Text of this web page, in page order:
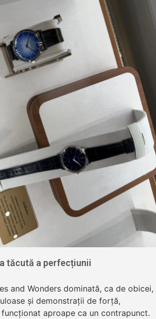
tăcută a perfecțiunii
and Wonders dominată, ca de obicei,
și demonstrații de forță,
aproape ca un contrapunct.